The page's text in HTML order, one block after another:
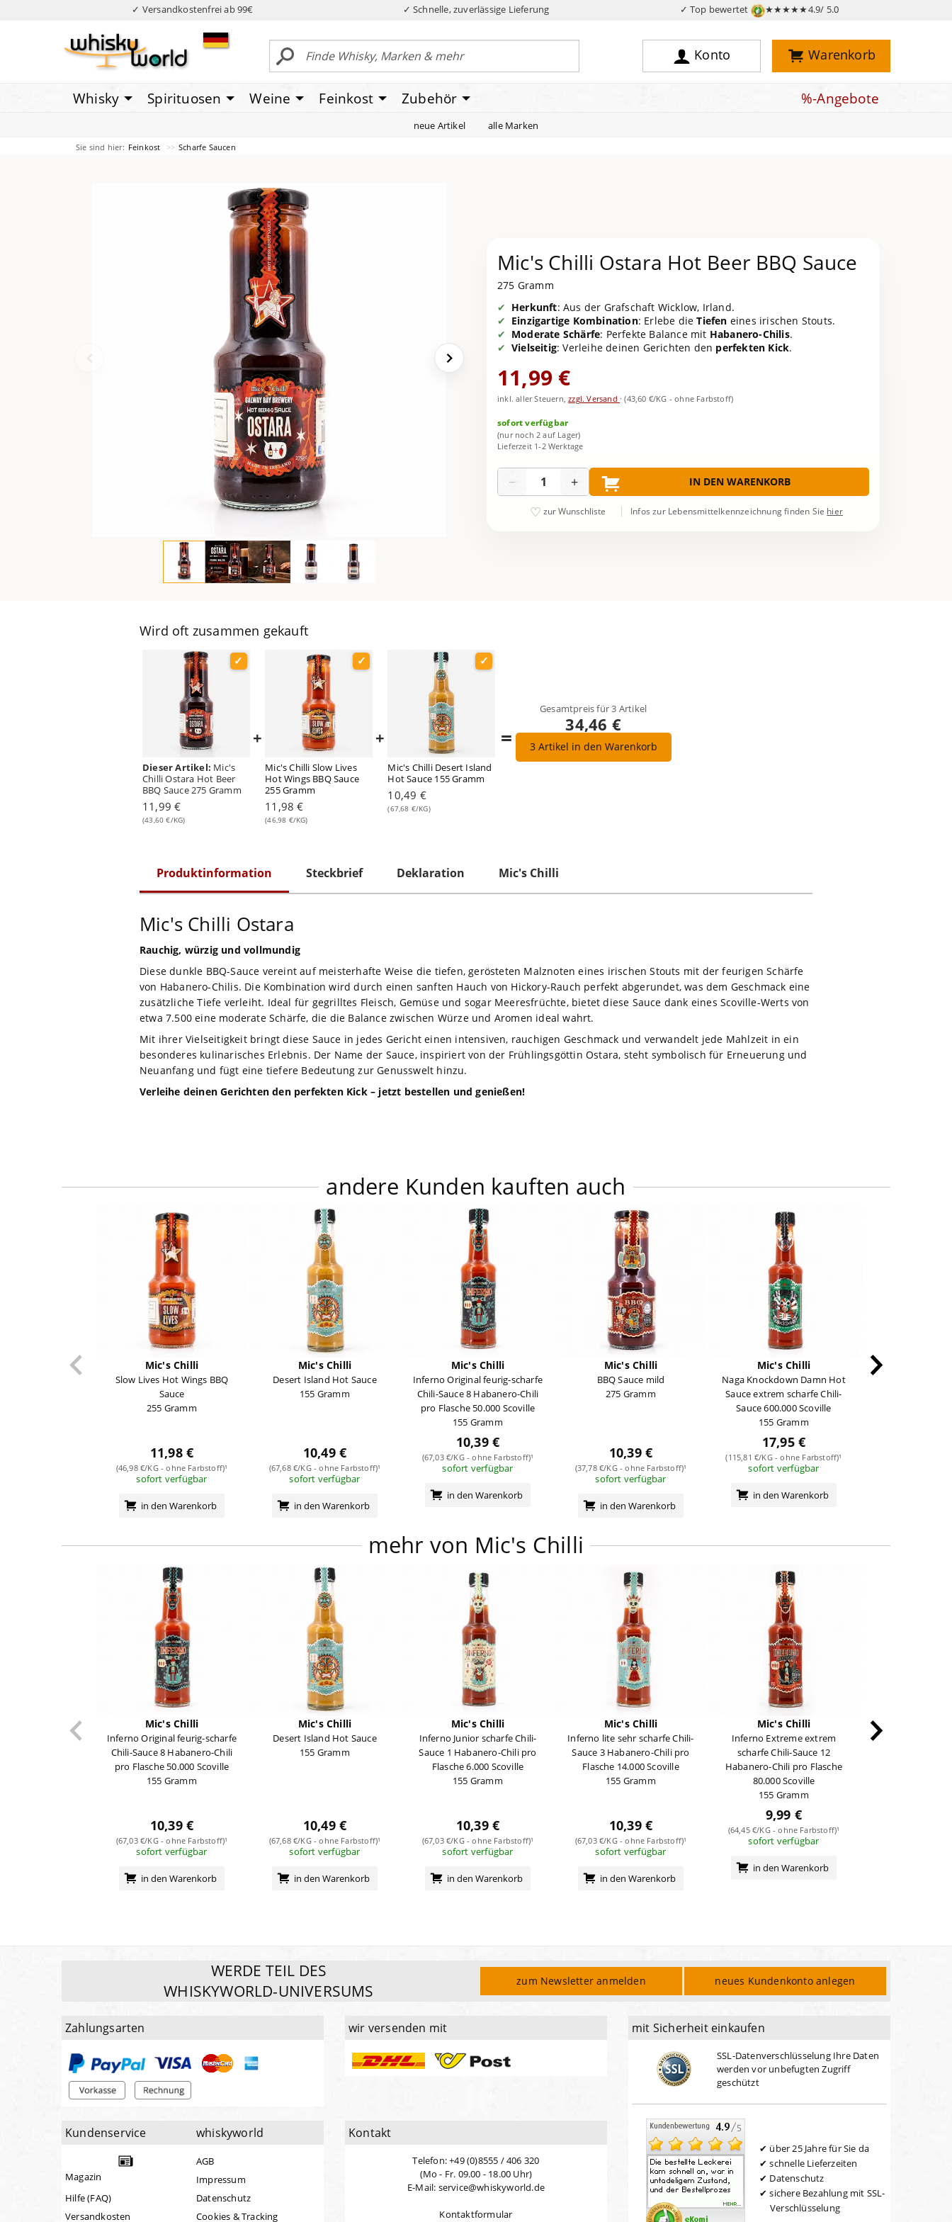
✓ Versandkostenfrei ab 99€ ✓ Schnelle, zuverlässige Lieferung ✓ Top bewertet ★★★★★4.9/ 5.0
Konto Warenkorb
Whisky Spirituosen Weine Feinkost Zubehör %-Angebote
neue Artikel alle Marken
Sie sind hier: Feinkost Scharfe Saucen
Mic's Chilli Ostara Hot Beer BBQ Sauce
275 Gramm
Herkunft: Aus der Grafschaft Wicklow, Irland.
Einzigartige Kombination: Erlebe dieTiefen eines irischen Stouts.
Moderate Schärfe: Perfekte Balance mit Habanero-Chilis.
Vielseitig: Verleihe deinen Gerichten den perfekten Kick.
11,99 €
inkl. aller Steuern,zzgl. Versand ·(43,60 €/KG - ohne Farbstoff)
sofort verfügbar
(nur noch 2 auf Lager)
Lieferzeit 1-2 Werktage
− + IN DEN WARENKORB
zur Wunschliste Infos zur Lebensmittelkennzeichnung finden Sie hier
Wird oft zusammen gekauft
Dieser Artikel: Mic's
Chilli Ostara Hot Beer
BBQ Sauce 275 Gramm
11,99 €
(43,60 €/KG)
+
Mic's Chilli Slow Lives
Hot Wings BBQ Sauce
255 Gramm
11,98 €
(46,98 €/KG)
+
Mic's Chilli Desert Island
Hot Sauce 155 Gramm
10,49 €
(67,68 €/KG)
=
Gesamtpreis für3 Artikel
34,46 €
3Artikel in den Warenkorb
Produktinformation Steckbrief Deklaration Mic's Chilli
Mic's Chilli Ostara
Rauchig, würzig und vollmundig
Diese dunkle BBQ-Sauce vereint auf meisterhafte Weise die tiefen, gerösteten Malznoten eines irischen Stouts mit der feurigen Schärfe
von Habanero-Chilis. Die Kombination wird durch einen sanften Hauch von Hickory-Rauch perfekt abgerundet, was dem Geschmack eine
zusätzliche Tiefe verleiht. Ideal für gegrilltes Fleisch, Gemüse und sogar Meeresfrüchte, bietet diese Sauce dank eines Scoville-Werts von
etwa 7.500 eine moderate Schärfe, die die Balance zwischen Würze und Aromen ideal wahrt.
Mit ihrer Vielseitigkeit bringt diese Sauce in jedes Gericht einen intensiven, rauchigen Geschmack und verwandelt jede Mahlzeit in ein
besonderes kulinarisches Erlebnis. Der Name der Sauce, inspiriert von der Frühlingsgöttin Ostara, steht symbolisch für Erneuerung und
Neuanfang und fügt eine tiefere Bedeutung zur Genusswelt hinzu.
Verleihe deinen Gerichten den perfekten Kick – jetzt bestellen und genießen!
andere Kunden kauften auch
Mic's Chilli
Slow Lives Hot Wings BBQ
Sauce
255 Gramm
11,98 €
(46,98 €/KG - ohne Farbstoff)¹
sofort verfügbar
in den Warenkorb
Mic's Chilli
Desert Island Hot Sauce
155 Gramm
10,49 €
(67,68 €/KG - ohne Farbstoff)¹
sofort verfügbar
in den Warenkorb
Mic's Chilli
Inferno Original feurig-scharfe
Chili-Sauce 8 Habanero-Chili
pro Flasche 50.000 Scoville
155 Gramm
10,39 €
(67,03 €/KG - ohne Farbstoff)¹
sofort verfügbar
in den Warenkorb
Mic's Chilli
BBQ Sauce mild
275 Gramm
10,39 €
(37,78 €/KG - ohne Farbstoff)¹
sofort verfügbar
in den Warenkorb
Mic's Chilli
Naga Knockdown Damn Hot
Sauce extrem scharfe Chili-
Sauce 600.000 Scoville
155 Gramm
17,95 €
(115,81 €/KG - ohne Farbstoff)¹
sofort verfügbar
in den Warenkorb
mehr von Mic's Chilli
Mic's Chilli
Inferno Original feurig-scharfe
Chili-Sauce 8 Habanero-Chili
pro Flasche 50.000 Scoville
155 Gramm
10,39 €
(67,03 €/KG - ohne Farbstoff)¹
sofort verfügbar
in den Warenkorb
Mic's Chilli
Desert Island Hot Sauce
155 Gramm
10,49 €
(67,68 €/KG - ohne Farbstoff)¹
sofort verfügbar
in den Warenkorb
Mic's Chilli
Inferno Junior scharfe Chili-
Sauce 1 Habanero-Chili pro
Flasche 6.000 Scoville
155 Gramm
10,39 €
(67,03 €/KG - ohne Farbstoff)¹
sofort verfügbar
in den Warenkorb
Mic's Chilli
Inferno lite sehr scharfe Chili-
Sauce 3 Habanero-Chili pro
Flasche 14.000 Scoville
155 Gramm
10,39 €
(67,03 €/KG - ohne Farbstoff)¹
sofort verfügbar
in den Warenkorb
Mic's Chilli
Inferno Extreme extrem
scharfe Chili-Sauce 12
Habanero-Chili pro Flasche
80.000 Scoville
155 Gramm
9,99 €
(64,45 €/KG - ohne Farbstoff)¹
sofort verfügbar
in den Warenkorb
WERDE TEIL DES
WHISKYWORLD-UNIVERSUMS
zum Newsletter anmelden neues Kundenkonto anlegen
Zahlungsarten wir versenden mit
Kundenservice
Magazin
Hilfe (FAQ)
Versandkosten
whiskyworld
AGB
Impressum
Datenschutz
Cookies & Tracking
Kontakt
Telefon: +49 (0)8555 / 406 320
(Mo - Fr. 09.00 - 18.00 Uhr)
E-Mail: service@whiskyworld.de
Kontaktformular
mit Sicherheit einkaufen
SSL-Datenverschlüsselung Ihre Daten
werden vor unbefugten Zugriff
geschützt
über 25 Jahre für Sie da
schnelle Lieferzeiten
Datenschutz
sichere Bezahlung mit SSL-
Verschlüsselung